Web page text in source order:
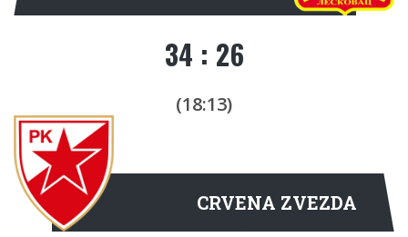
34 : 26
(18:13)
CRVENA ZVEZDA